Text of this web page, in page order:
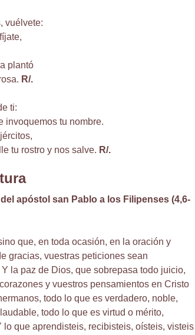
vuélvete:
plantó
R/.
ti:
invoquemos tu nombre.
tu rostro y nos salve. R/.
apóstol san Pablo a los Filipenses (4,6-
que, en toda ocasión, en la oración y
gracias, vuestras peticiones sean
la paz de Dios, que sobrepasa todo juicio,
y vuestros pensamientos en Cristo
todo lo que es verdadero, noble,
todo lo que es virtud o mérito,
lo que aprendisteis, recibisteis, oísteis, visteis